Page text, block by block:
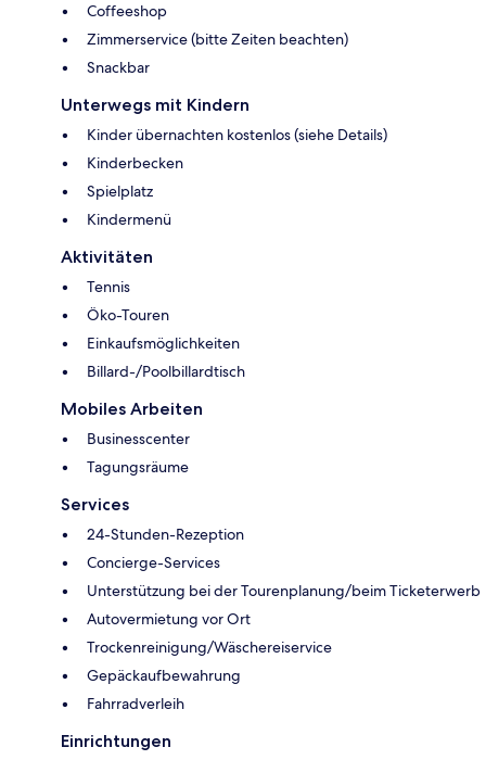
Coffeeshop
Zimmerservice (bitte Zeiten beachten)
Snackbar
Unterwegs mit Kindern
Kinder übernachten kostenlos (siehe Details)
Kinderbecken
Spielplatz
Kindermenü
Aktivitäten
Tennis
Öko-Touren
Einkaufsmöglichkeiten
Billard-/Poolbillardtisch
Mobiles Arbeiten
Businesscenter
Tagungsräume
Services
24-Stunden-Rezeption
Concierge-Services
Unterstützung bei der Tourenplanung/beim Ticketerwerb
Autovermietung vor Ort
Trockenreinigung/Wäschereiservice
Gepäckaufbewahrung
Fahrradverleih
Einrichtungen